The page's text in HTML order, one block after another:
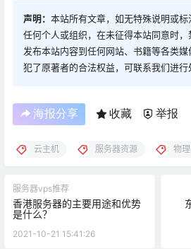
声明： 本站所有文章，如无特殊说明或标
任何个人或组织，在未征得本站同意时，
发布本站内容到任何网站、书籍等各类
犯了原著者的合法权益，可联系我们进行
海报分享 收藏 举报
云主机 服务器资源 物
服务器vps推荐
香港服务器的主要用途和优势
是什么？
2021-10-21 15:41:26